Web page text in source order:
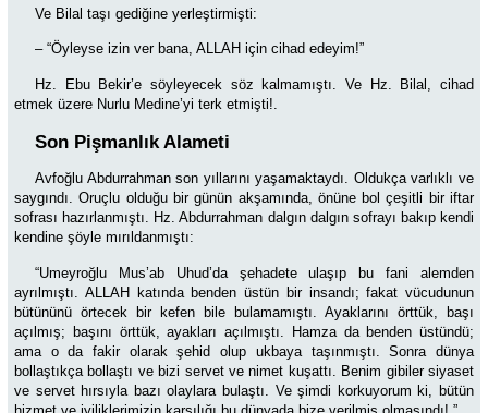
Ve Bilal taşı gediğine yerleştirmişti:
– “Öyleyse izin ver bana, ALLAH için cihad edeyim!”
Hz. Ebu Bekir’e söyleyecek söz kalmamıştı. Ve Hz. Bilal, cihad
etmek üzere Nurlu Medine’yi terk etmişti!.
Son Pişmanlık Alameti
Avfoğlu Abdurrahman son yıllarını yaşamaktaydı. Oldukça varlıklı ve
saygındı. Oruçlu olduğu bir günün akşamında, önüne bol çeşitli bir iftar
sofrası hazırlanmıştı. Hz. Abdurrahman dalgın dalgın sofrayı bakıp kendi
kendine şöyle mırıldanmıştı:
“Umeyroğlu Mus’ab Uhud’da şehadete ulaşıp bu fani alemden
ayrılmıştı. ALLAH katında benden üstün bir insandı; fakat vücudunun
bütününü örtecek bir kefen bile bulamamıştı. Ayaklarını örttük, başı
açılmış; başını örttük, ayakları açılmıştı. Hamza da benden üstündü;
ama o da fakir olarak şehid olup ukbaya taşınmıştı. Sonra dünya
bollaştıkça bollaştı ve bizi servet ve nimet kuşattı. Benim gibiler siyaset
ve servet hırsıyla bazı olaylara bulaştı. Ve şimdi korkuyorum ki, bütün